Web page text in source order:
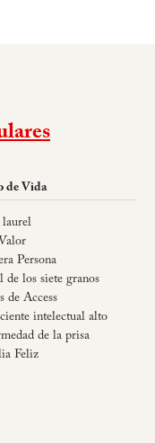
de Vida
Persona
de los siete granos
de Access
intelectual alto
de la prisa
Feliz